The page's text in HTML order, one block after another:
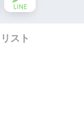
LINE
スト